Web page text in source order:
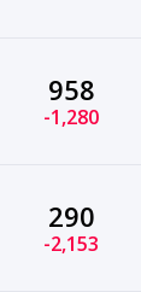
958
-1,280
290
-2,153